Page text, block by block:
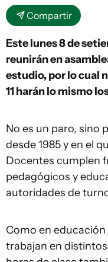
Compartir
Este lunes 8 de
reunirán en
estudio, por lo cual
11 harán lo mismo
No es un paro, sino
desde 1985 y en el
Docentes cumplen
pedagógicos y
autoridades de
Como en
trabajan en distintos